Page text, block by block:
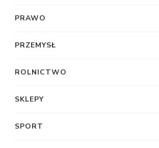
PRAWO
PRZEMYSŁ
ROLNICTWO
SKLEPY
SPORT